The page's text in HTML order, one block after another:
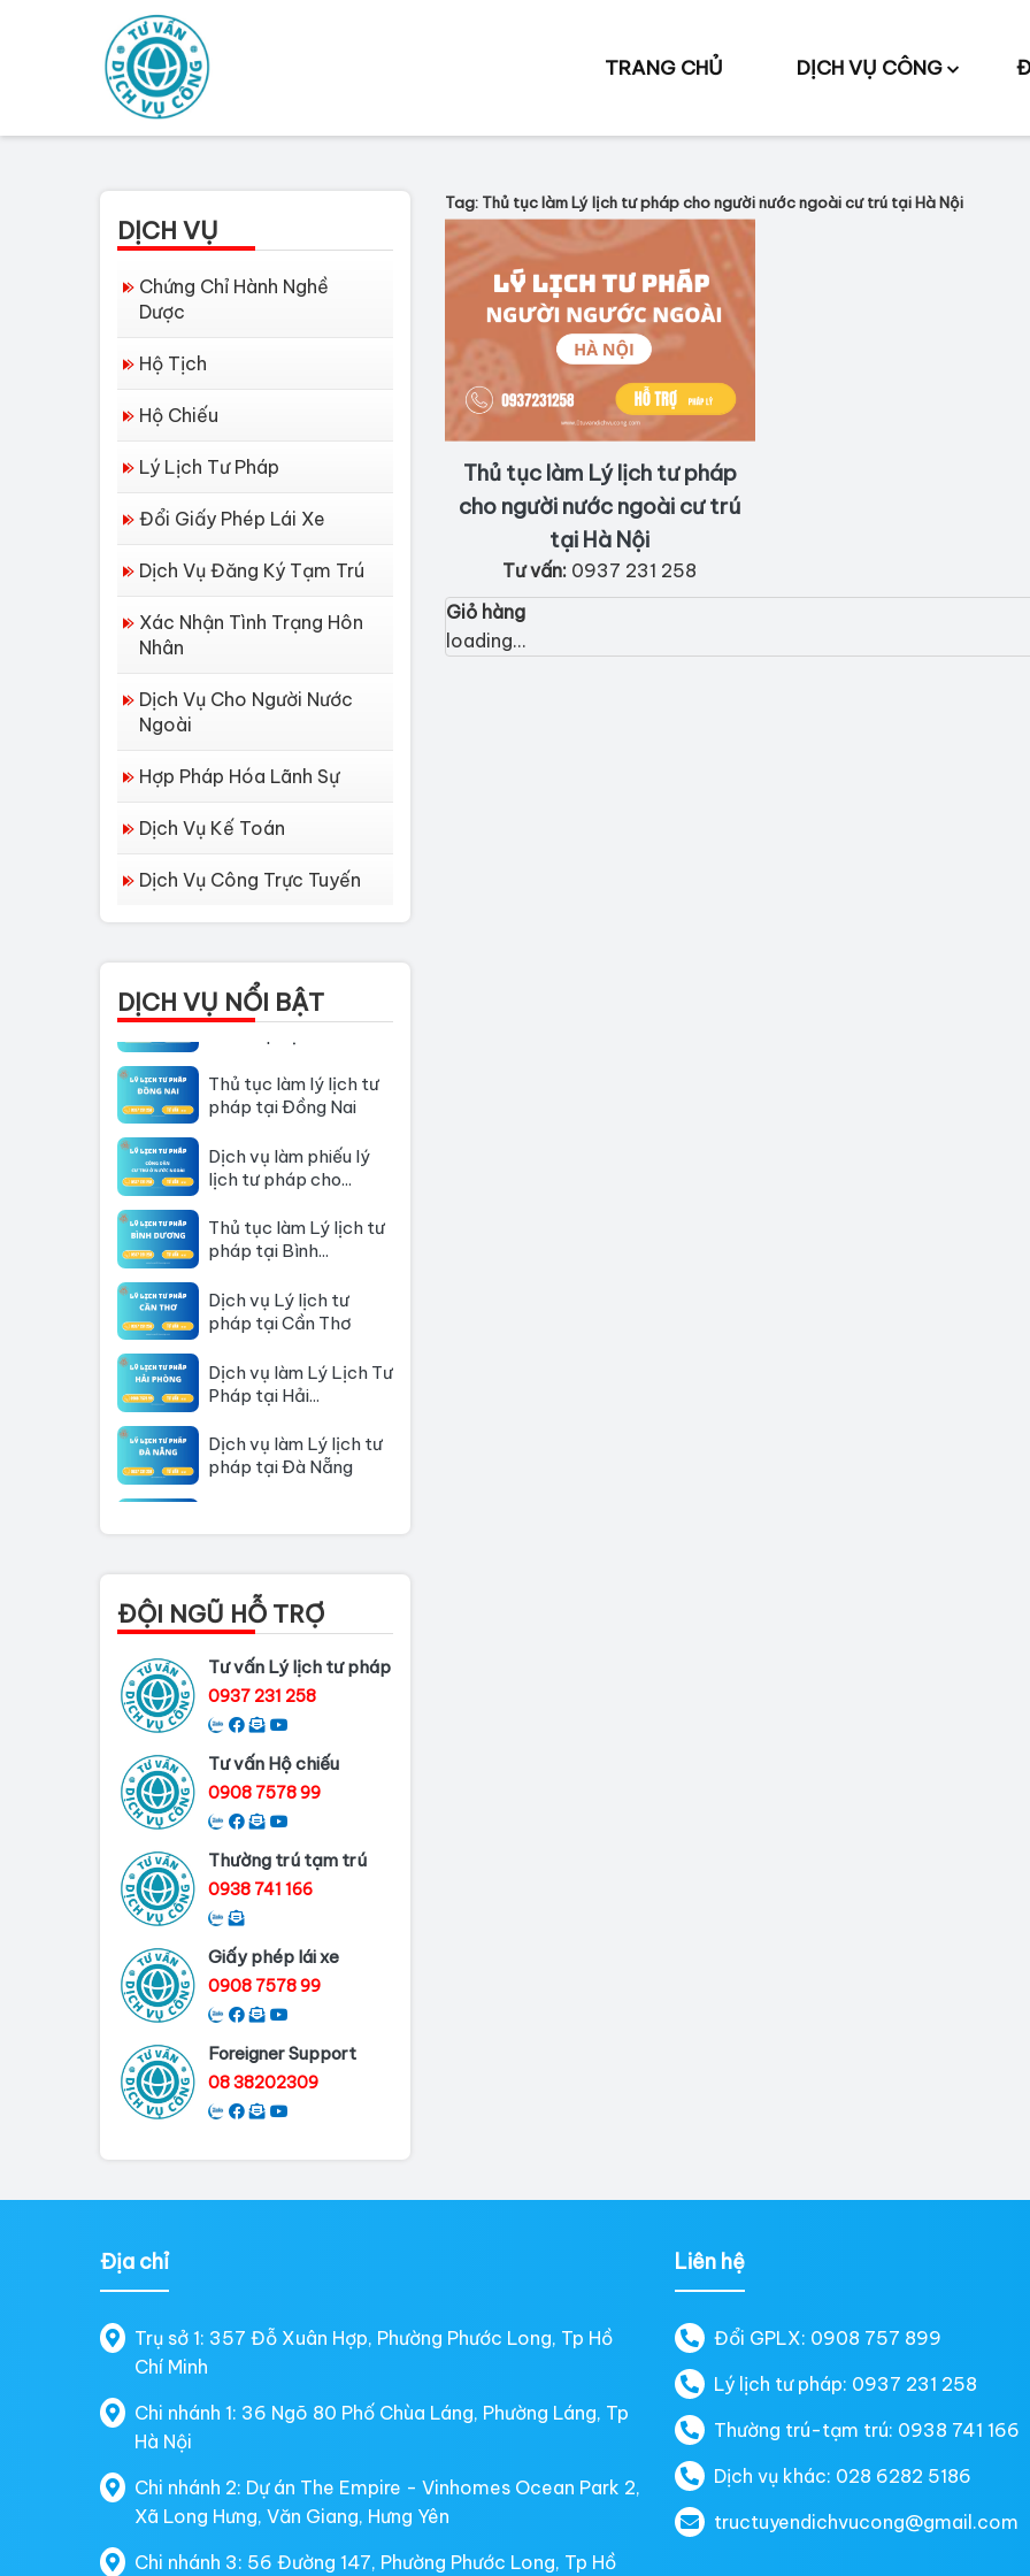
TRANG CHỦ DỊCH VỤ CÔNG
Tag: Thủ tục làm Lý lịch tư pháp cho người nước ngoài cư trú tại Hà Nội
Thủ tục làm Lý lịch tư pháp
cho người nước ngoài cư trú
tại Hà Nội
Tư vấn: 0937 231 258
Giỏ hàng
loading...
DỊCH VỤ
Chứng Chỉ Hành Nghề
Dược
Hộ Tịch
Hộ Chiếu
Lý Lịch Tư Pháp
Đổi Giấy Phép Lái Xe
Dịch Vụ Đăng Ký Tạm Trú
Xác Nhận Tình Trạng Hôn
Nhân
Dịch Vụ Cho Người Nước
Ngoài
Hợp Pháp Hóa Lãnh Sự
Dịch Vụ Kế Toán
Dịch Vụ Công Trực Tuyến
DỊCH VỤ NỔI BẬT
Dịch vụ làm Lý lịch tư
Thủ tục làm Lý Lịch
Tư Pháp tại Hồ Chí...
pháp tại Đồng Nai
lịch tư pháp cho...
pháp tại Bình...
pháp tại Cần Thơ
Pháp tại Hải...
pháp tại Đà Nẵng
Thủ tục làm lý lịch tư
pháp tại Đồng Nai
lịch tư pháp cho...
Thủ tục làm Lý lịch tư
pháp tại Bình...
Dịch vụ Lý lịch tư
pháp tại Cần Thơ
Dịch vụ làm Lý Lịch Tư
Pháp tại Hải...
ĐỘI NGŨ HỖ TRỢ
Tư vấn Lý lịch tư pháp
0937 231 258
Tư vấn Hộ chiếu
0908 7578 99
Thường trú tạm trú
0938 741 166
Giấy phép lái xe
0908 7578 99
Foreigner Support
08 38202309
Địa chỉ
Trụ sở 1: 357 Đỗ Xuân Hợp, Phường Phước Long, Tp Hồ
Chí Minh
Chi nhánh 1: 36 Ngõ 80 Phố Chùa Láng, Phường Láng, Tp
Hà Nội
Chi nhánh 2: Dự án The Empire - Vinhomes Ocean Park 2,
Xã Long Hưng, Văn Giang, Hưng Yên
Chi nhánh 3: 56 Đường 147, Phường Phước Long, Tp Hồ
Liên hệ
Đổi GPLX: 0908 757 899
Lý lịch tư pháp: 0937 231 258
Thường trú-tạm trú: 0938 741 166
Dịch vụ khác: 028 6282 5186
tructuyendichvucong@gmail.com